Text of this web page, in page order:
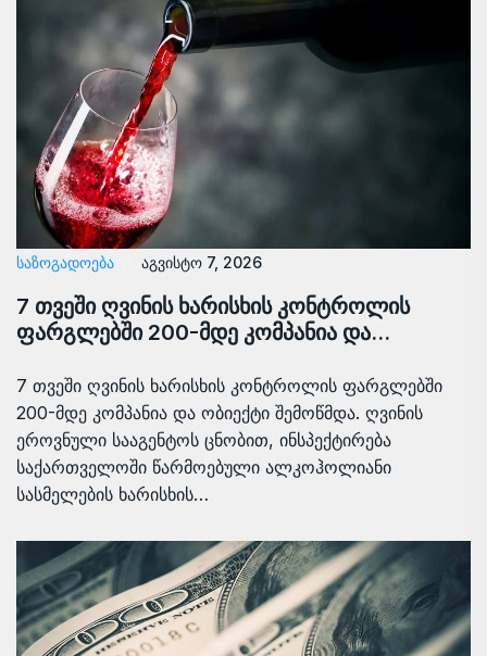
ᲡᲐᲖᲝᲒᲐᲓᲝᲔᲑᲐ აგვისტო 7, 2026
7 თვეში ღვინის ხარისხის კონტროლის
ფარგლებში 200-მდე კომპანია და…
7 თვეში ღვინის ხარისხის კონტროლის ფარგლებში
200-მდე კომპანია და ობიექტი შემოწმდა. ღვინის
ეროვნული სააგენტოს ცნობით, ინსპექტირება
საქართველოში წარმოებული ალკოჰოლიანი
სასმელების ხარისხის…